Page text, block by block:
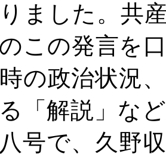
ました。共
この発言を
の政治状況
「解説」な
号で、久野